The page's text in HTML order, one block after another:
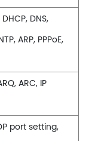
DNS,
ARP, PPPoE,
ARC, IP
port setting,